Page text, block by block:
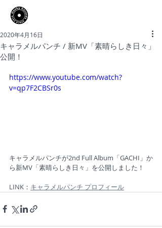
キャラメルパンチ / 新MV「素晴らしき日々」
公開！
2020年4月16日
https://www.youtube.com/watch?
v=qp7F2CBSr0s
キャラメルパンチが2nd Full Album「GACHI」か
ら新MV「素晴らしき日々」を公開しました！
LINK： キャラメルパンチ プロフィール